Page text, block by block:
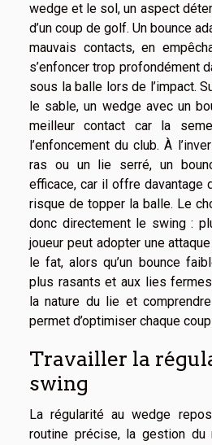
wedge et le sol, un aspect
d’un coup de golf. Un bounce
mauvais contacts, en
s’enfoncer trop profondément
sous la balle lors de l’impact.
le sable, un wedge avec un
meilleur contact car la
l’enfoncement du club. À
ras ou un lie serré, un
efficace, car il offre davantage
risque de topper la balle. Le
donc directement le swing :
joueur peut adopter une
le fat, alors qu’un bounce
plus rasants et aux lies
la nature du lie et
permet d’optimiser chaque
Travailler la
swing
La régularité au wedge
routine précise, la gestion